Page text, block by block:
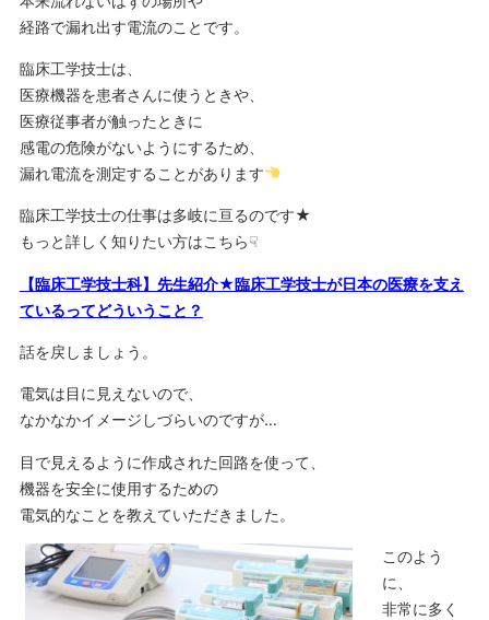
経路で漏れ出す電流のことです。
臨床工学技士は、
医療機器を患者さんに使うときや、
医療従事者が触ったときに
感電の危険がないようにするため、
漏れ電流を測定することがあります
臨床工学技士の仕事は多岐に亘るのです★
もっと詳しく知りたい方はこちら☟
【臨床工学技士科】先生紹介★臨床工学技士が日本の医療を支え
ているってどういうこと？
話を戻しましょう。
電気は目に見えないので、
なかなかイメージしづらいのですが…
目で見えるように作成された回路を使って、
機器を安全に使用するための
電気的なことを教えていただきました。
このよう
に、
非常に多く